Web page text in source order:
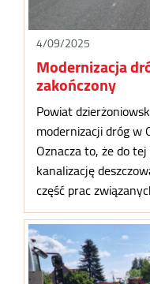
4/09/2025
Modernizacja
zakończony
Powiat
modernizacji dróg w
Oznacza to, że do
kanalizację
część prac